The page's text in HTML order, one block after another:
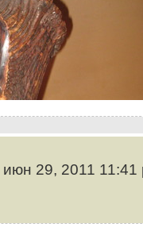
29, 2011 11:41